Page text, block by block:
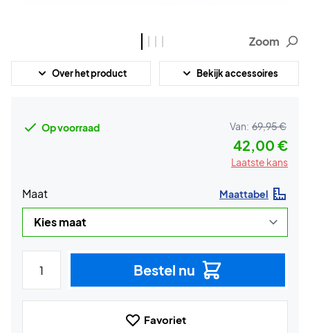
Zoom
Over het product Bekijk accessoires
Op voorraad Van: 69,95 €
42,00 €
Laatste kans
Maat Maattabel
Bestel nu
Favoriet